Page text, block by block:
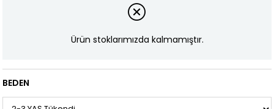
Ürün stoklarımızda kalmamıştır.
BEDEN